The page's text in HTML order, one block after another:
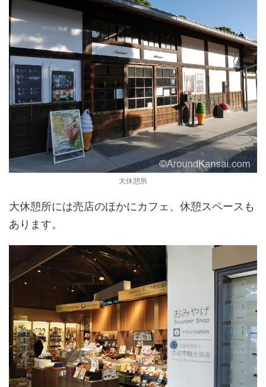
大休憩所
大休憩所には売店のほかにカフェ、休憩スペースも
あります。